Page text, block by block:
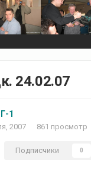
24.02.07
1
2007 861 просмотр
Подписчики 0